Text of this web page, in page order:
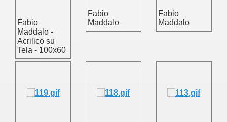
Fabio
Maddalo -
Acrilico su
Tela - 100x60
Fabio
Maddalo
Fabio
Maddalo